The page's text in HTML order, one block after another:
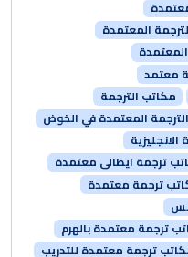
المعتمدة
معتمد
مكاتب الترجمة
المعتمدة في الخوض
ترجمة ايطالى معتمدة
ترجمة معتمدة
ترجمة معتمدة بالهرم
ترجمة معتمدة للتدريب